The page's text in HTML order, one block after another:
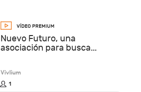
Nuevo Futuro, una
asociación para busca...
Vivlium
1